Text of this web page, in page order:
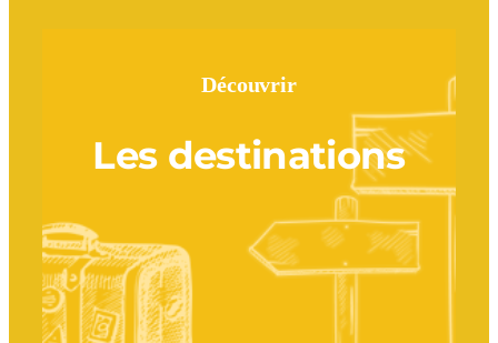
Découvrir
Les destinations